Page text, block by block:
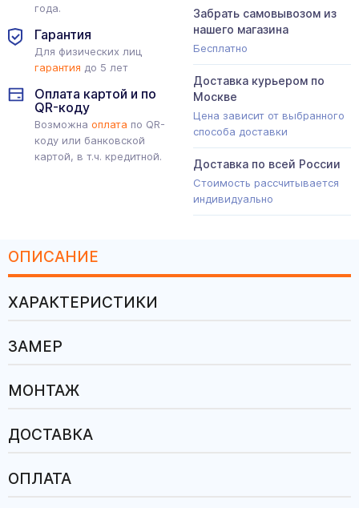
года.
Гарантия
Для физических лиц
гарантия до 5 лет
Оплата картой и по
QR-коду
Возможна оплата по QR-
коду или банковской
картой, в т.ч. кредитной.
Забрать самовывозом из
нашего магазина
Бесплатно
Доставка курьером по
Москве
Цена зависит от выбранного
способа доставки
Доставка по всей России
Стоимость рассчитывается
индивидуально
ОПИСАНИЕ
ХАРАКТЕРИСТИКИ
ЗАМЕР
МОНТАЖ
ДОСТАВКА
ОПЛАТА